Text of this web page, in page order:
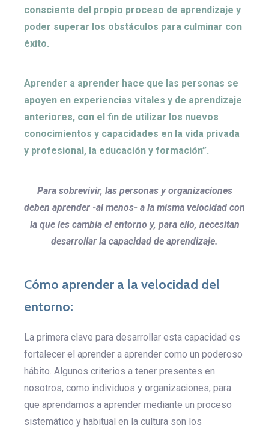
consciente del propio proceso de aprendizaje y
poder superar los obstáculos para culminar con
éxito.
Aprender a aprender hace que las personas se
apoyen en experiencias vitales y de aprendizaje
anteriores, con el fin de utilizar los nuevos
conocimientos y capacidades en la vida privada
y profesional, la educación y formación”.
Para sobrevivir, las personas y organizaciones
deben aprender -al menos- a la misma velocidad con
la que les cambia el entorno y, para ello, necesitan
desarrollar la capacidad de aprendizaje.
Cómo aprender a la velocidad del
entorno:
La primera clave para desarrollar esta capacidad es
fortalecer el aprender a aprender como un poderoso
hábito. Algunos criterios a tener presentes en
nosotros, como individuos y organizaciones, para
que aprendamos a aprender mediante un proceso
sistemático y habitual en la cultura son los